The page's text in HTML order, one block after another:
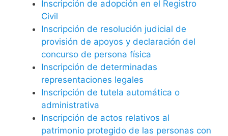
Inscripción de adopción en el Registro
Civil
Inscripción de resolución judicial de
provisión de apoyos y declaración del
concurso de persona física
Inscripción de determinadas
representaciones legales
Inscripción de tutela automática o
administrativa
Inscripción de actos relativos al
patrimonio protegido de las personas con